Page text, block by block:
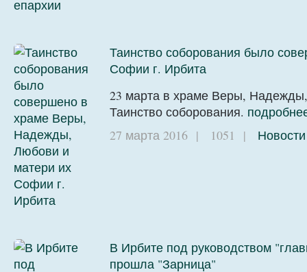
Таинство соборования было
Софии г. Ирбита
23 марта в храме Веры,
Таинство соборования.
27 марта 2016 | 1051 | Новости
В Ирбите под руководством
прошла "Зарница"